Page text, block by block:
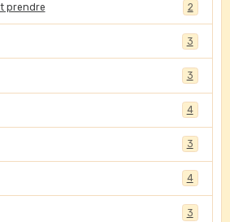
prendre 2
3
3
4
3
4
3